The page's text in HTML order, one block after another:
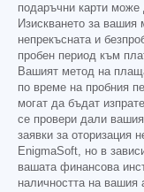
подаръчни карти
Изискването за
непрекъсната и
пробен период към
Вашият метод на
по време на пробния
могат да бъдат
се провери дали
заявки за оторизация
EnigmaSoft, но в
вашата финансова
наличността на вашия